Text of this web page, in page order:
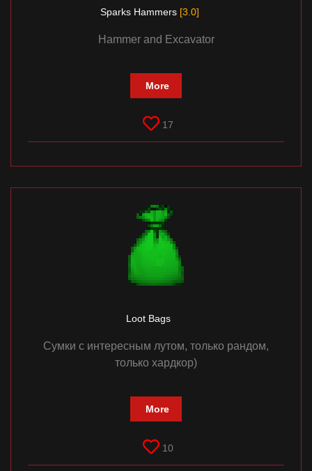
Sparks Hammers [3.0]
Hammer and Excavator
More
17
Loot Bags
Сумки с интересным лутом, только рандом,
только хардкор)
More
10